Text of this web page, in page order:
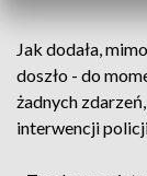
Jak dodała,
doszło - do
żadnych
interwencji